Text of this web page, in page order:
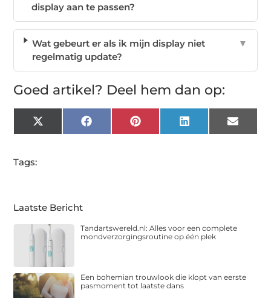
display aan te passen?
Wat gebeurt er als ik mijn display niet
regelmatig update?
▼
Goed artikel? Deel hem dan op:
X
(Twitter)
FacebookPinterest LinkedIn Email
Tags:
Laatste Bericht
Tandartswereld.nl: Alles voor een complete
mondverzorgingsroutine op één plek
Een bohemian trouwlook die klopt van eerste
pasmoment tot laatste dans